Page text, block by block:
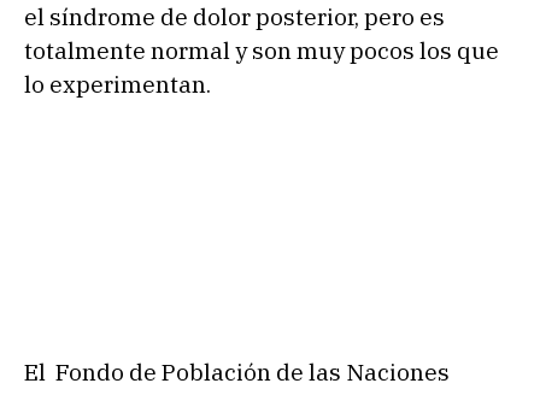
el síndrome de dolor posterior, pero es
totalmente normal y son muy pocos los que
lo experimentan.
El Fondo de Población de las Naciones